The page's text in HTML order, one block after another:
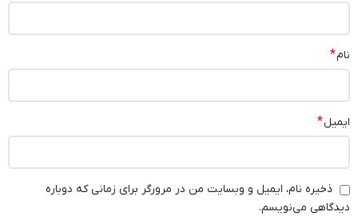
نام*
ایمیل*
ذخیره نام، ایمیل و وبسایت من در مرورگر برای زمانی که دوباره
دیدگاهی می‌نویسم.